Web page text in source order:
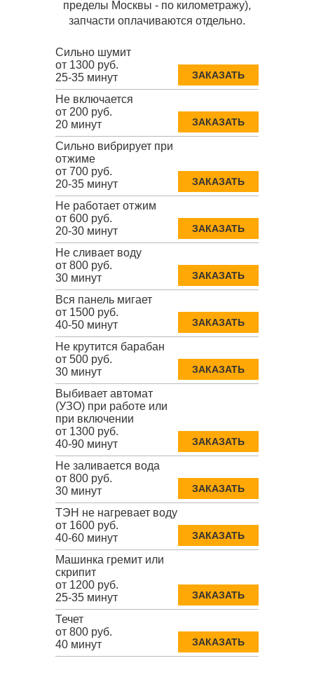
пределы Москвы - по километражу),
запчасти оплачиваются отдельно.
Сильно шумит
от 1300 руб.
25-35 минут
ЗАКАЗАТЬ
Не включается
от 200 руб.
20 минут
ЗАКАЗАТЬ
Сильно вибрирует при
отжиме
от 700 руб.
20-35 минут
ЗАКАЗАТЬ
Не работает отжим
от 600 руб.
20-30 минут
ЗАКАЗАТЬ
Не сливает воду
от 800 руб.
30 минут
ЗАКАЗАТЬ
Вся панель мигает
от 1500 руб.
40-50 минут
ЗАКАЗАТЬ
Не крутится барабан
от 500 руб.
30 минут
ЗАКАЗАТЬ
Выбивает автомат
(УЗО) при работе или
при включении
от 1300 руб.
40-90 минут
ЗАКАЗАТЬ
Не заливается вода
от 800 руб.
30 минут
ЗАКАЗАТЬ
ТЭН не нагревает воду
от 1600 руб.
40-60 минут
ЗАКАЗАТЬ
Машинка гремит или
скрипит
от 1200 руб.
25-35 минут
ЗАКАЗАТЬ
Течет
от 800 руб.
40 минут
ЗАКАЗАТЬ